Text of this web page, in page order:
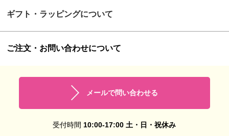
ギフト・ラッピングについて
ご注文・お問い合わせについて
メールで問い合わせる
受付時間 10:00-17:00 土・日・祝休み